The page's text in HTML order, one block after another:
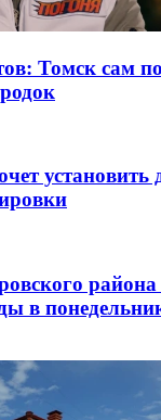
Томск сам по
установить
в